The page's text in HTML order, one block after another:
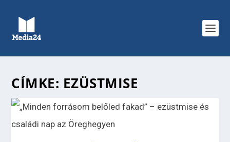
CÍMKE: EZÜSTMISE